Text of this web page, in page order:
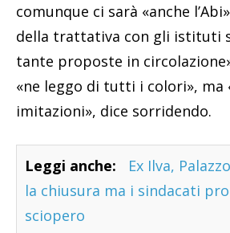
comunque ci sarà «anche
della trattativa con gli istituti
tante proposte in
«ne leggo di tutti i colori», ma
imitazioni», dice sorridendo.
Leggi anche:
Ex Ilva,
la chiusura ma i sindacati
sciopero